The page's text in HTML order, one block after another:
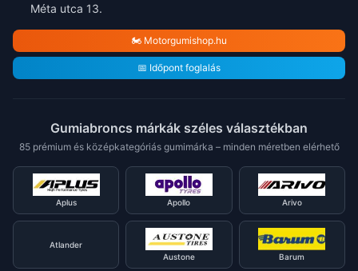
Méta utca 13.
🏍️ Motorgumishop.hu
📅 Időpont foglalás
Gumiabroncs márkák széles választékban
85 prémium és középkategóriás gumimárka – minden méretben elérhető
Aplus Apollo Arivo
Atlander
Austone
Barum